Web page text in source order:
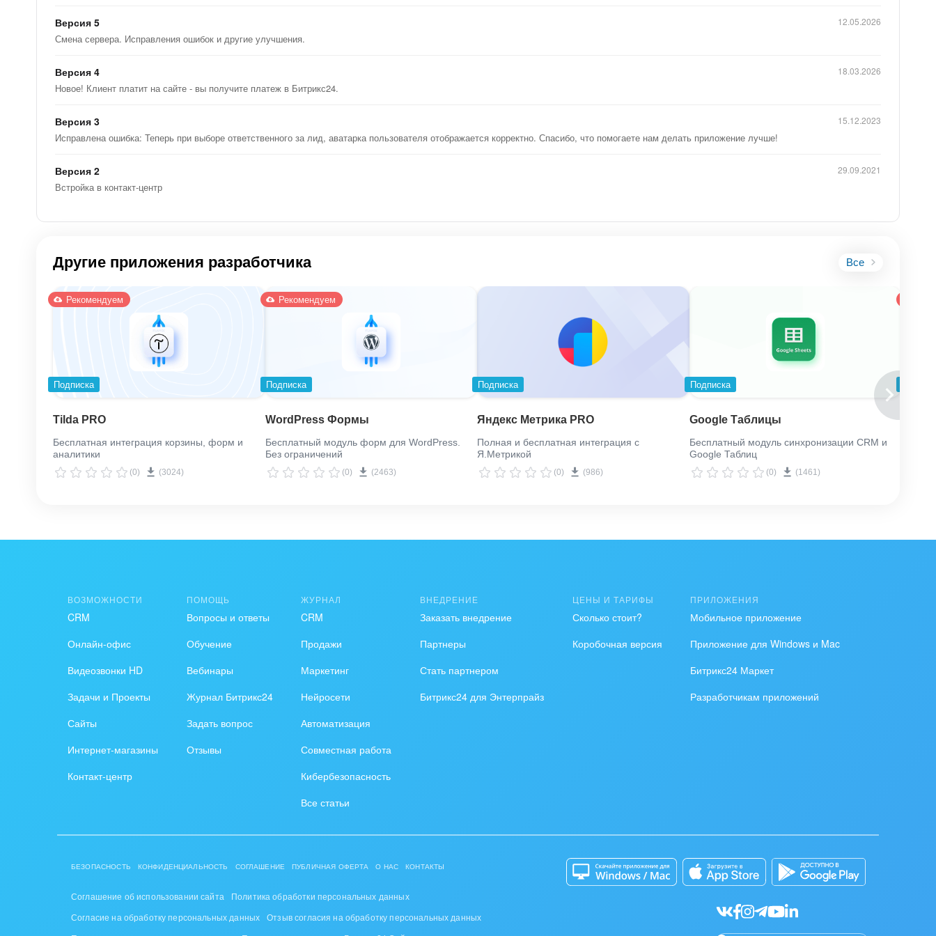
Версия 5
Смена сервера. Исправления ошибок и другие улучшения.
12.05.2026
Версия 4
Новое! Клиент платит на сайте - вы получите платеж в Битрикс24.
18.03.2026
Версия 3
Исправлена ошибка: Теперь при выборе ответственного за лид, аватарка пользователя отображается корректно. Спасибо, что помогаете нам делать приложение лучше!
15.12.2023
Версия 2
Встройка в контакт-центр
29.09.2021
Другие приложения разработчика Все
Рекомендуем
Подписка
Tilda PRO
Бесплатная интеграция корзины, форм и
аналитики
(0) (3024)
Рекомендуем
Подписка
WordPress Формы
Бесплатный модуль форм для WordPress.
Без ограничений
(0) (2463)
Подписка
Яндекс Метрика PRO
Полная и бесплатная интеграция с
Я.Метрикой
(0) (986)
Подписка
Google Таблицы
Бесплатный модуль синхронизации CRM и
Google Таблиц
(0) (1461)
ВОЗМОЖНОСТИ
CRM
Онлайн-офис
Видеозвонки HD
Задачи и Проекты
Сайты
Интернет-магазины
Контакт-центр
ПОМОЩЬ
Вопросы и ответы
Обучение
Вебинары
Журнал Битрикс24
Задать вопрос
Отзывы
ЖУРНАЛ
CRM
Продажи
Маркетинг
Нейросети
Автоматизация
Совместная работа
Кибербезопасность
Все статьи
ВНЕДРЕНИЕ
Заказать внедрение
Партнеры
Стать партнером
Битрикс24 для Энтерпрайз
ЦЕНЫ И ТАРИФЫ
Сколько стоит?
Коробочная версия
ПРИЛОЖЕНИЯ
Мобильное приложение
Приложение для Windows и Mac
Битрикс24 Маркет
Разработчикам приложений
БЕЗОПАСНОСТЬ КОНФИДЕНЦИАЛЬНОСТЬ СОГЛАШЕНИЕ ПУБЛИЧНАЯ ОФЕРТА О НАС КОНТАКТЫ
Соглашение об использовании сайта
Политика обработки персональных данных
Согласие на обработку персональных данных Отзыв согласия на обработку персональных данных